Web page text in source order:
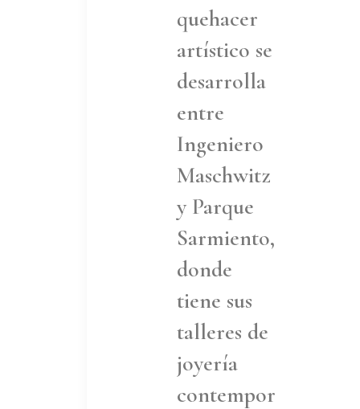
quehacer
artístico se
desarrolla
entre
Ingeniero
Maschwitz
y Parque
Sarmiento,
donde
tiene sus
talleres de
joyería
contempor